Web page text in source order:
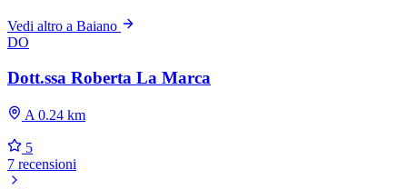
Vedi altro a Baiano
DO
Dott.ssa Roberta La Marca
A 0.24 km
5
7 recensioni